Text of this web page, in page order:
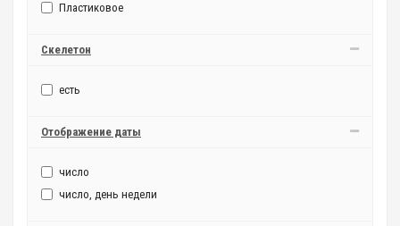
Пластиковое
Скелетон
есть
Отображение даты
число
число, день недели